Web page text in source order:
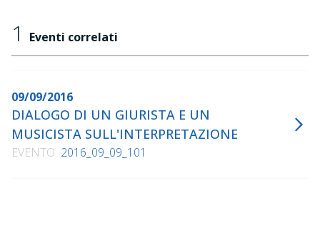
1 Eventi correlati
09/09/2016
DIALOGO DI UN GIURISTA E UN
MUSICISTA SULL'INTERPRETAZIONE
EVENTO 2016_09_09_101